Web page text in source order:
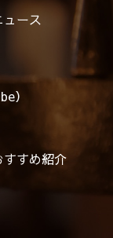
ース
）
すすめ紹介